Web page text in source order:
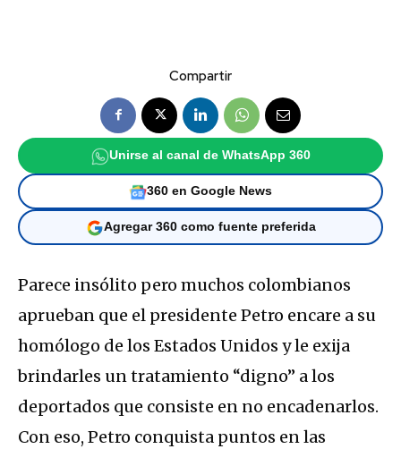
Compartir
Unirse al canal de WhatsApp 360
360 en Google News
Agregar 360 como fuente preferida
Parece insólito pero muchos colombianos
aprueban que el presidente Petro encare a su
homólogo de los Estados Unidos y le exija
brindarles un tratamiento “digno” a los
deportados que consiste en no encadenarlos.
Con eso, Petro conquista puntos en las